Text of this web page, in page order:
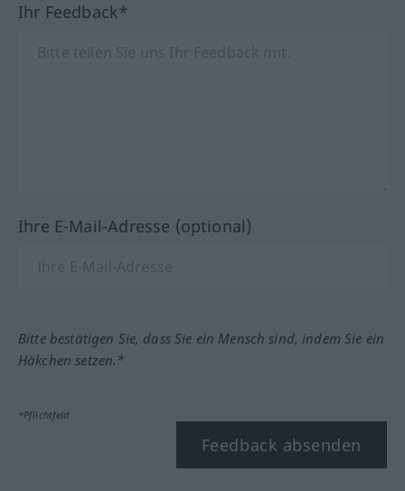
Ihr Feedback*
Ihre E-Mail-Adresse (optional)
Bitte bestätigen Sie, dass Sie ein Mensch sind, indem Sie ein
Häkchen setzen.*
*Pflichtfeld
Feedback absenden